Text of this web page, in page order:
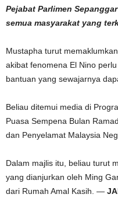
Pejabat Parlimen
semua masyarakat yang
Mustapha turut
akibat fenomena El Nino
bantuan yang sewajarnya
Beliau ditemui media di
Puasa Sempena Bulan
dan Penyelamat Malaysia
Dalam majlis itu, beliau turut
yang dianjurkan oleh Ming
dari Rumah Amal Kasih. —